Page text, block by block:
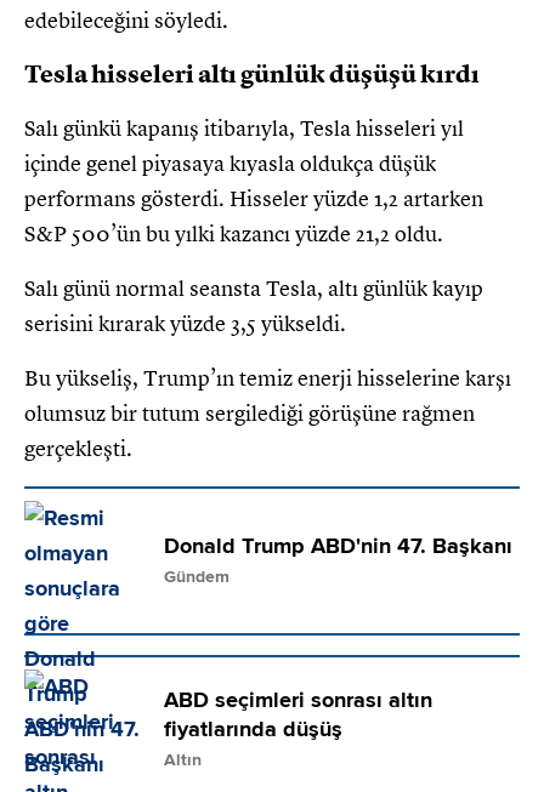
edebileceğini söyledi.
Tesla hisseleri altı günlük düşüşü kırdı
Salı günkü kapanış itibarıyla, Tesla hisseleri yıl
içinde genel piyasaya kıyasla oldukça düşük
performans gösterdi. Hisseler yüzde 1,2 artarken
S&P 500’ün bu yılki kazancı yüzde 21,2 oldu.
Salı günü normal seansta Tesla, altı günlük kayıp
serisini kırarak yüzde 3,5 yükseldi.
Bu yükseliş, Trump’ın temiz enerji hisselerine karşı
olumsuz bir tutum sergilediği görüşüne rağmen
gerçekleşti.
Donald Trump ABD'nin 47. Başkanı
Gündem
ABD seçimleri sonrası altın
fiyatlarında düşüş
Altın